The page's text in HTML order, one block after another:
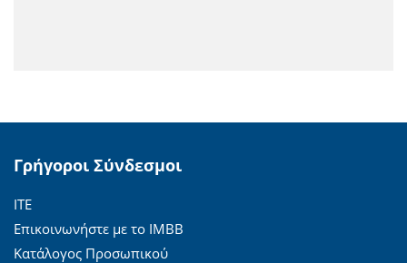
Γρήγοροι Σύνδεσμοι
ΙΤΕ
Επικοινωνήστε με το ΙΜΒΒ
Κατάλογος Προσωπικού